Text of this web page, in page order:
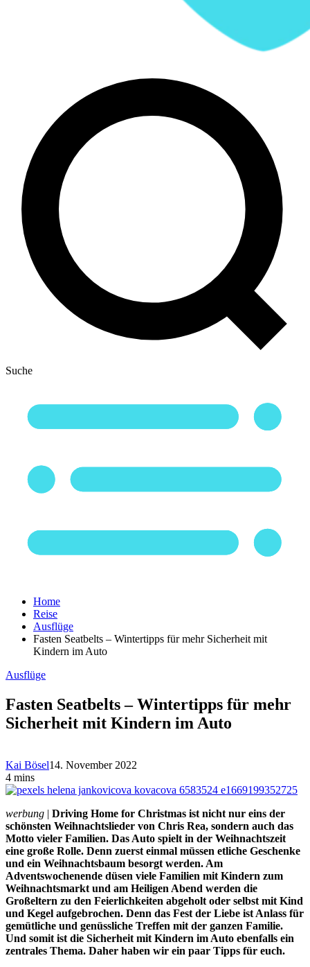
Suche
Home
Reise
Ausflüge
Fasten Seatbelts – Wintertipps für mehr Sicherheit mit
Kindern im Auto
Ausflüge
Fasten Seatbelts – Wintertipps für mehr
Sicherheit mit Kindern im Auto
Kai Bösel14. November 2022
4 mins
werbung | Driving Home for Christmas ist nicht nur eins der
schönsten Weihnachtslieder von Chris Rea, sondern auch das
Motto vieler Familien. Das Auto spielt in der Weihnachtszeit
eine große Rolle. Denn zuerst einmal müssen etliche Geschenke
und ein Weihnachtsbaum besorgt werden. Am
Adventswochenende düsen viele Familien mit Kindern zum
Weihnachtsmarkt und am Heiligen Abend werden die
Großeltern zu den Feierlichkeiten abgeholt oder selbst mit Kind
und Kegel aufgebrochen. Denn das Fest der Liebe ist Anlass für
gemütliche und genüssliche Treffen mit der ganzen Familie.
Und somit ist die Sicherheit mit Kindern im Auto ebenfalls ein
zentrales Thema. Daher haben wir ein paar Tipps für euch.